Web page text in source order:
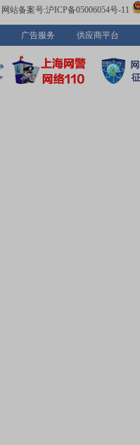
网站备案号:沪ICP备05006054号-11
广告服务 供应商平台